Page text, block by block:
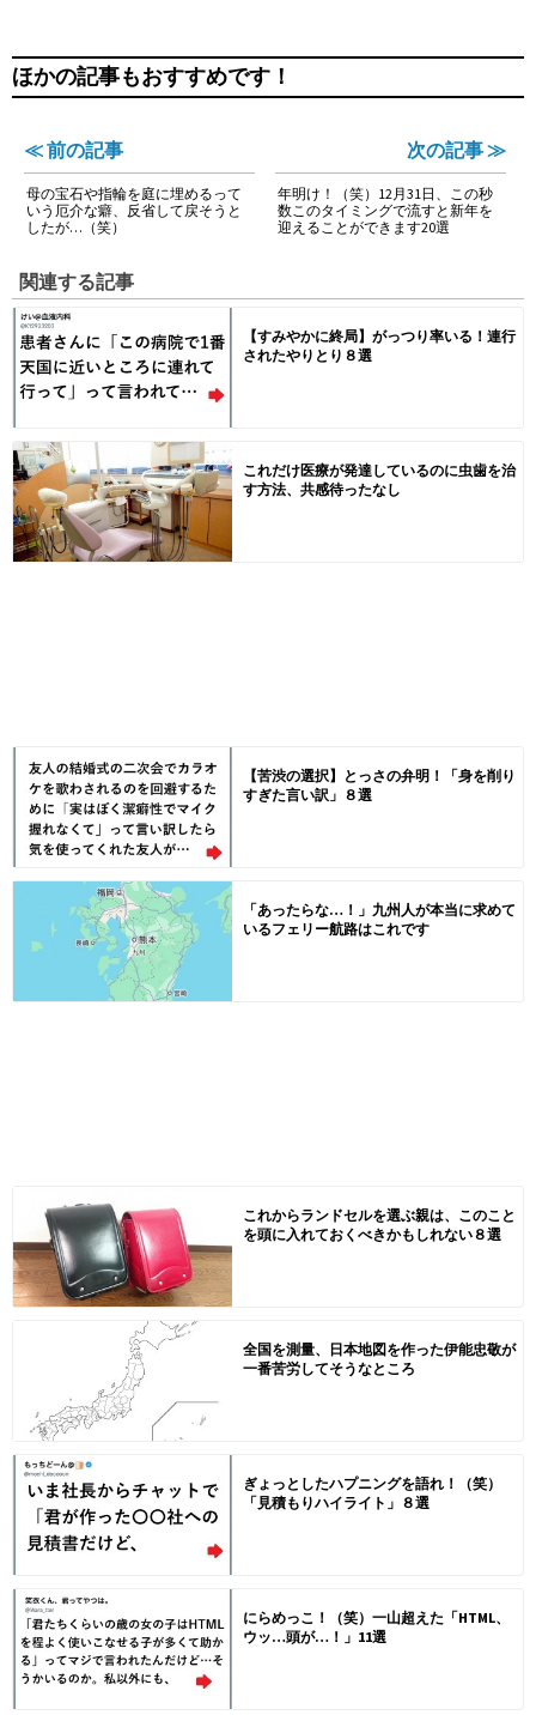
ほかの記事もおすすめです！
≪ 前の記事
母の宝石や指輪を庭に埋めるって
いう厄介な癖、反省して戻そうと
したが…（笑）
次の記事 ≫
年明け！（笑）12月31日、この秒
数このタイミングで流すと新年を
迎えることができます20選
関連する記事
【すみやかに終局】がっつり率いる！連行
されたやりとり８選
これだけ医療が発達しているのに虫歯を治
す方法、共感待ったなし
【苦渋の選択】とっさの弁明！「身を削り
すぎた言い訳」８選
「あったらな…！」九州人が本当に求めて
いるフェリー航路はこれです
これからランドセルを選ぶ親は、このこと
を頭に入れておくべきかもしれない８選
全国を測量、日本地図を作った伊能忠敬が
一番苦労してそうなところ
ぎょっとしたハプニングを語れ！（笑）
「見積もりハイライト」８選
にらめっこ！（笑）一山超えた「HTML、
ウッ…頭が…！」11選